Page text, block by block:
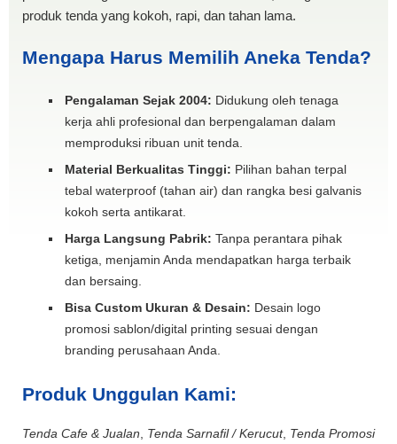
produk tenda yang kokoh, rapi, dan tahan lama.
Mengapa Harus Memilih Aneka Tenda?
Pengalaman Sejak 2004: Didukung oleh tenaga
kerja ahli profesional dan berpengalaman dalam
memproduksi ribuan unit tenda.
Material Berkualitas Tinggi: Pilihan bahan terpal
tebal waterproof (tahan air) dan rangka besi galvanis
kokoh serta antikarat.
Harga Langsung Pabrik: Tanpa perantara pihak
ketiga, menjamin Anda mendapatkan harga terbaik
dan bersaing.
Bisa Custom Ukuran & Desain: Desain logo
promosi sablon/digital printing sesuai dengan
branding perusahaan Anda.
Produk Unggulan Kami:
Tenda Cafe & Jualan Tenda Sarnafil / Kerucut, Tenda Promosi